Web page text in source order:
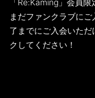
「Re:Kaming」会員限
まだファンクラブに
了までにご入会いた
クしてください！